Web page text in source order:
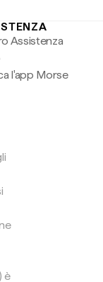
Assistenza
l'app Morse
è